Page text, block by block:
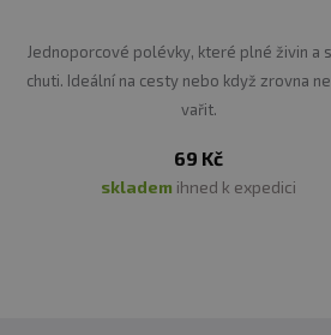
Jednoporcové polévky, které plné živin a
chuti. Ideální na cesty nebo když zrovna
vařit.
69 Kč
skladem ihned k expedici